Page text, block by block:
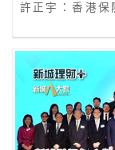
許正宇：香港保